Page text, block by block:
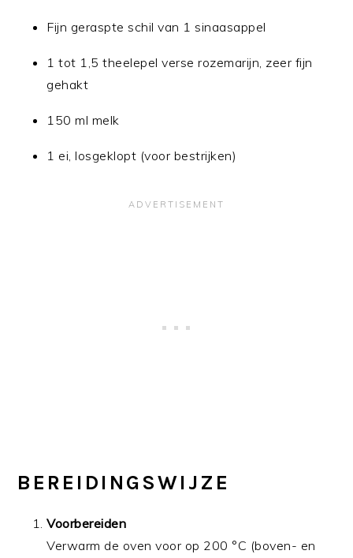
Fijn geraspte schil van 1 sinaasappel
1 tot 1,5 theelepel verse rozemarijn, zeer fijn
gehakt
150 ml melk
1 ei, losgeklopt (voor bestrijken)
BEREIDINGSWIJZE
Voorbereiden
Verwarm de oven voor op 200 °C (boven- en